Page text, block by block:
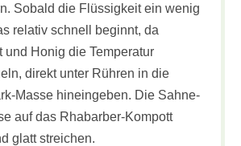
Sobald die Flüssigkeit ein wenig
relativ schnell beginnt, da
und Honig die Temperatur
direkt unter Rühren in die
Masse hineingeben. Die Sahne-
auf das Rhabarber-Kompott
glatt streichen.